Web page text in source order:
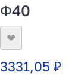
Φ40
❤
3331,05₽